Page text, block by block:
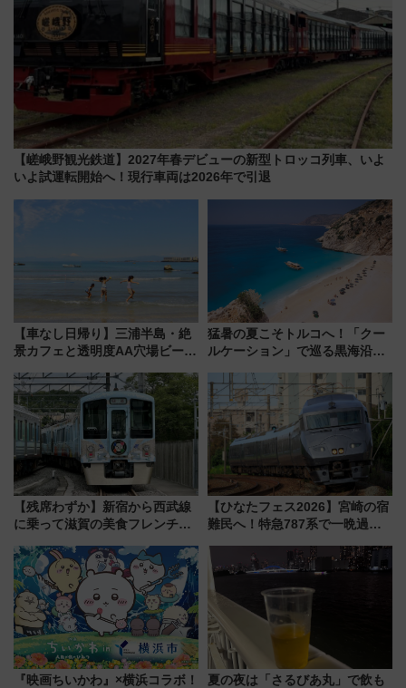
【嵯峨野観光鉄道】2027年春デビューの新型トロッコ列車、いよ
いよ試運転開始へ！現行車両は2026年で引退
【車なし日帰り】三浦半島・絶
景カフェと透明度AA穴場ビーチ
用してストレスフリー旅へ行こ
う！
猛暑の夏こそトルコへ！「クー
ルケーション」で巡る黒海沿岸
連検索数が前年比237％増、ナ
ショジオも認める『2026年に訪
れるべき世界の旅先』
【残席わずか】新宿から西武線
に乗って滋賀の美食フレンチを
「52席の至福」で味わう近江牛
や伝統文化の特別コラボ
【ひなたフェス2026】宮崎の宿
難民へ！特急787系で一晩過ご
ローおひさま」が救世主に？
『映画ちいかわ』×横浜コラボ！ 夏の夜は「さるびあ丸」で飲も